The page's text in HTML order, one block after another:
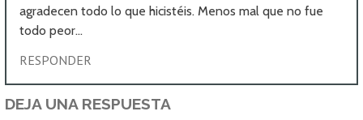
agradecen todo lo que hicistéis. Menos mal que no fue
todo peor…
RESPONDER
DEJA UNA RESPUESTA